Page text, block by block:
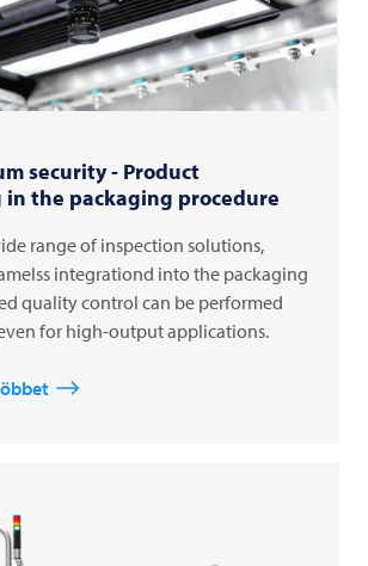
security - Product
the packaging procedure
range of inspection solutions,
integrationd into the packaging
quality control can be performed
for high-output applications.